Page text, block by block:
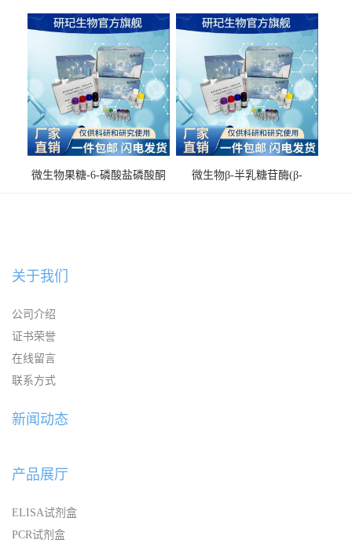
微生物果糖-6-磷酸盐磷酸酮
微生物β-半乳糖苷酶(β-
关于我们
公司介绍
证书荣誉
在线留言
联系方式
新闻动态
产品展厅
ELISA试剂盒
PCR试剂盒